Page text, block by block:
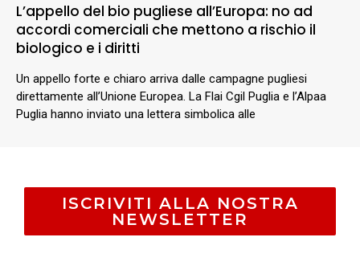
L’appello del bio pugliese all’Europa: no ad
accordi comerciali che mettono a rischio il
biologico e i diritti
Un appello forte e chiaro arriva dalle campagne pugliesi
direttamente all’Unione Europea. La Flai Cgil Puglia e l’Alpaa
Puglia hanno inviato una lettera simbolica alle
ISCRIVITI ALLA NOSTRA
NEWSLETTER